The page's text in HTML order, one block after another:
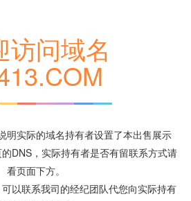
访问域名
明实际的域名持有者设置了本出售展示
DNS，实际持有者是否有留联系方式请
看页面下方。
以联系我司的经纪团队代您向实际持有